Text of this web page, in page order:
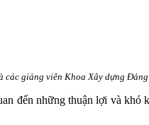
các giảng viên Khoa Xây dựng Đảng
đến những thuận lợi và khó